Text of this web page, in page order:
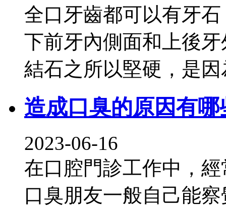
全口牙齒都可以有牙
下前牙內側面和上後
結石之所以堅硬，是
造成口臭的原因有哪
2023-06-16
在口腔門診工作中，
口臭朋友一般自己能